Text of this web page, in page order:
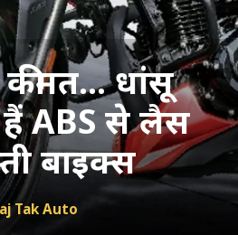
धांसू
ABS से लैस
बाइक्स
Tak Auto